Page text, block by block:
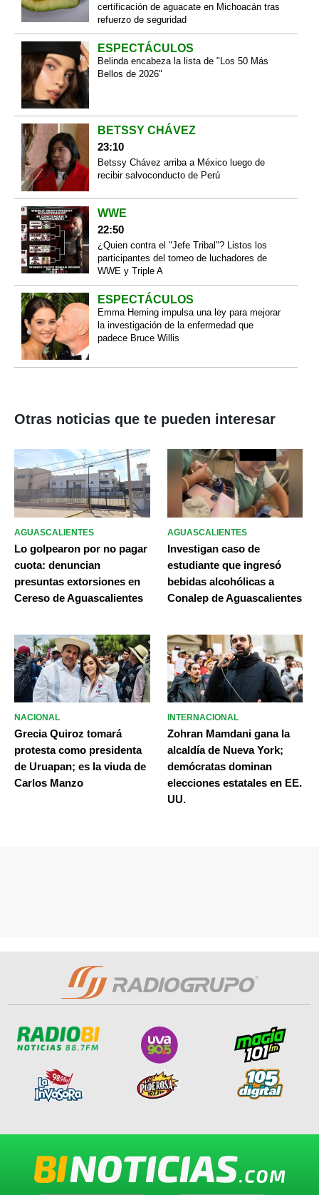
certificación de aguacate en Michoacán tras
refuerzo de seguridad
ESPECTÁCULOS
Belinda encabeza la lista de "Los 50 Más
Bellos de 2026"
BETSSY CHÁVEZ
23:10
Betssy Chávez arriba a México luego de
recibir salvoconducto de Perú
WWE
22:50
¿Quien contra el "Jefe Tribal"? Listos los
participantes del torneo de luchadores de
WWE y Triple A
ESPECTÁCULOS
Emma Heming impulsa una ley para mejorar
la investigación de la enfermedad que
padece Bruce Willis
Otras noticias que te pueden interesar
AGUASCALIENTES
Lo golpearon por no pagar
cuota: denuncian
presuntas extorsiones en
Cereso de Aguascalientes
AGUASCALIENTES
Investigan caso de
estudiante que ingresó
bebidas alcohólicas a
Conalep de Aguascalientes
NACIONAL
Grecia Quiroz tomará
protesta como presidenta
de Uruapan; es la viuda de
Carlos Manzo
INTERNACIONAL
Zohran Mamdani gana la
alcaldía de Nueva York;
demócratas dominan
elecciones estatales en EE.
UU.